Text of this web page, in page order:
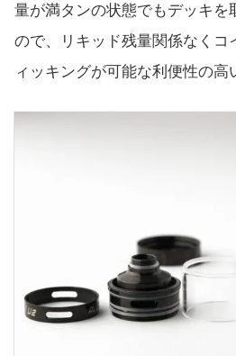
量が満タンの状態でもデッキを
ので、リキッド残量関係なくコ
ィッキングが可能な利便性の高